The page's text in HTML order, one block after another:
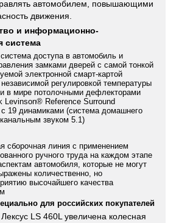
автомобилем, повышающими
движения.
и информационно-
система
доступа в автомобиль и
замками дверей с самой тонкой
электронной смарт-картой
регулировкой температуры
в мире потолочными дефлекторами
Levinson® Reference Surround
19 динамиками (система домашнего
звуком 5.1)
сборочная линия с применением
ручного труда на каждом этапе
автомобиля, которые не могут
количественно, но
высочайшего качества
для российских покупателей
LS 460L увеличена колесная